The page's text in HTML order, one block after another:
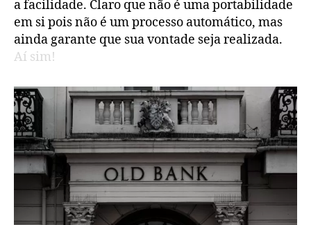
a facilidade. Claro que não é uma portabilidade
em si pois não é um processo automático, mas
ainda garante que sua vontade seja realizada.
Aí sim!